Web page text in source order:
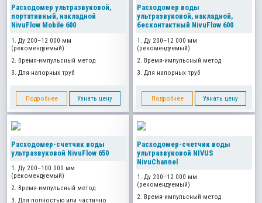
Расходомер ультразвуковой,
портативный, накладной
NivuFlow Mobile 600
1. Ду 200–12 000 мм
(рекомендуемый)
2. Время-импульсный метод
3. Для напорных труб
Подробнее Узнать цену
Расходомер воды
ультразвуковой, накладной,
бесконтактный NivuFlow 600
1. Ду 200–12 000 мм
(рекомендуемый)
2. Время-импульсный метод
3. Для напорных труб
Подробнее Узнать цену
Расходомер-счетчик воды
ультразвуковой NivuFlow 650
1. Ду 200–100 000 мм
(рекомендуемый)
2. Время-импульсный метод
3. Для полностью или частично
Расходомер-счетчик воды
ультразвуковой NIVUS
NivuChannel
1. Ду 200–12 000 мм
(рекомендуемый)
2. Время-импульсный метод